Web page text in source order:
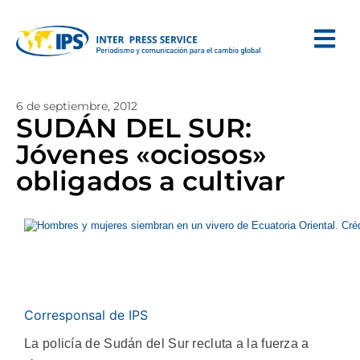
6 de septiembre, 2012
SUDÁN DEL SUR:
Jóvenes «ociosos»
obligados a cultivar
Corresponsal de IPS
La policía de Sudán del Sur recluta a la fuerza a